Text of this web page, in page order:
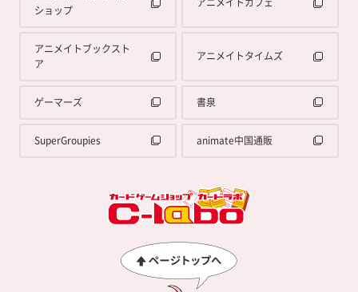
ショップ
アニメイトブックスト
ア
アニメイトタイムズ
ゲーマーズ 書泉
SuperGroupies animate中国通販